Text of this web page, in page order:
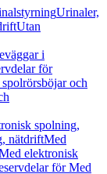
Urinaler,
Utan
i
för
och
spolning,
nätdriftMed
elektronisk
för Med